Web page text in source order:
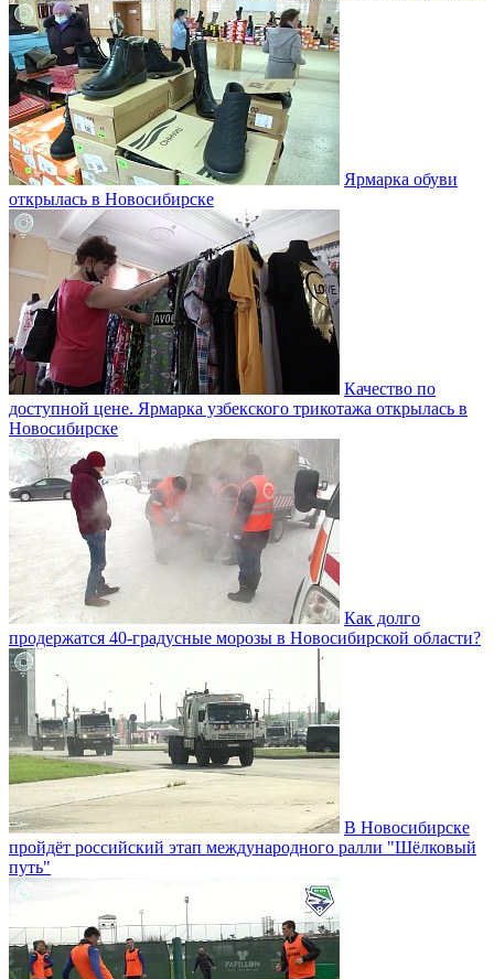
Ярмарка обуви
открылась в Новосибирске
Качество по
доступной цене. Ярмарка узбекского трикотажа открылась в
Новосибирске
Как долго
продержатся 40-градусные морозы в Новосибирской области?
В Новосибирске
пройдёт российский этап международного ралли "Шёлковый
путь"